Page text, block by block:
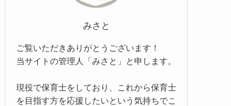
みさと
ご覧いただきありがとうございます！
当サイトの管理人「みさと」と申します。
現役で保育士をしており、これから保育士
を目指す方を応援したいという気持ちでこ